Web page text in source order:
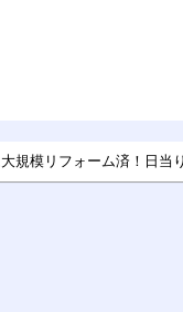
規模リフォーム済！日当